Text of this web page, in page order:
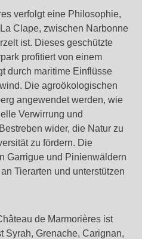
verfolgt eine Philosophie,
Clape, zwischen Narbonne
ist. Dieses geschützte
profitiert von einem
durch maritime Einflüsse
Die agroökologischen
angewendet werden, wie
Verwirrung und
wider, die Natur zu
zu fördern. Die
Garrigue und Pinienwäldern
Tierarten und unterstützen
de Marmorières ist
Syrah, Grenache, Carignan,